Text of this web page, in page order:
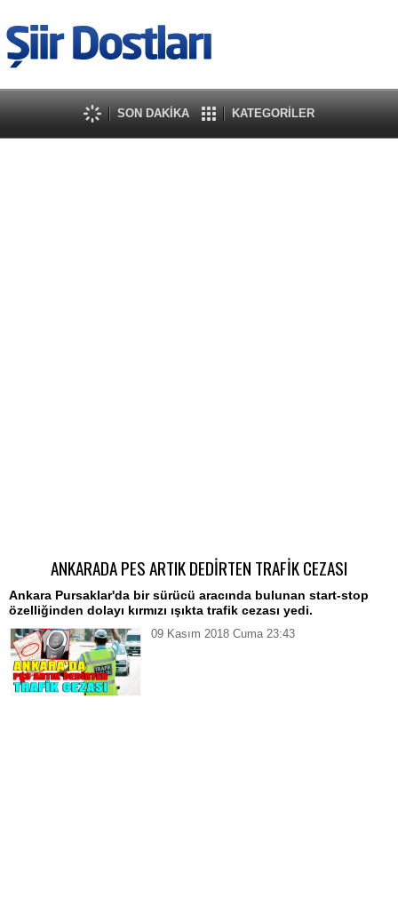
SON DAKİKA KATEGORİLER
ANKARADA PES ARTIK DEDİRTEN TRAFİK CEZASI
Ankara Pursaklar'da bir sürücü aracında bulunan start-stop
özelliğinden dolayı kırmızı ışıkta trafik cezası yedi.
09 Kasım 2018 Cuma 23:43